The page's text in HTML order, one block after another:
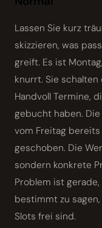
Lassen Sie kurz träumen – oder besser: lassen Sie mich
skizzieren, was
greift. Es ist
knurrt. Sie schalten
Handvoll Termine,
gebucht haben.
vom Freitag
geschoben. Die
sondern konkrete
Problem ist
bestimmt zu
Slots frei sind.